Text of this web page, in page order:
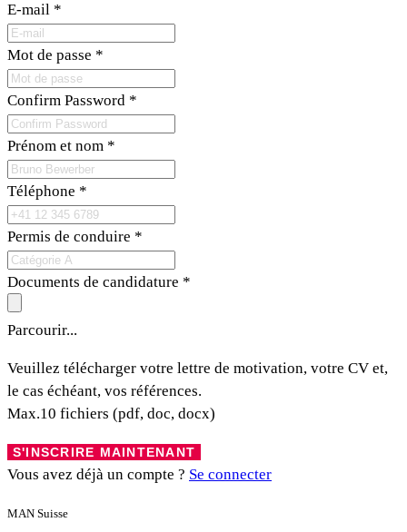
E-mail *
Mot de passe *
Confirm Password *
Prénom et nom *
Téléphone *
Permis de conduire *
Documents de candidature *
Parcourir...
Veuillez télécharger votre lettre de motivation, votre CV et,
le cas échéant, vos références.
Max.10 fichiers (pdf, doc, docx)
Vous avez déjà un compte ? Se connecter
MAN Suisse